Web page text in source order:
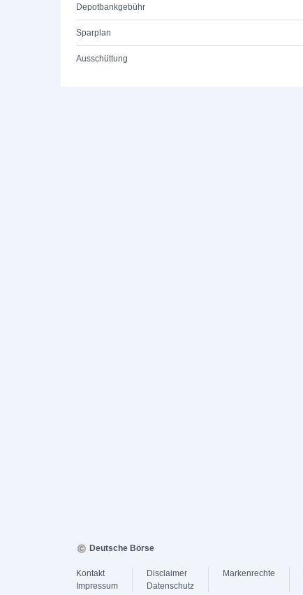
Depotbankgebühr
Sparplan
Ausschüttung
Deutsche Börse
Kontakt
Impressum
Disclaimer
Datenschutz
Markenrechte